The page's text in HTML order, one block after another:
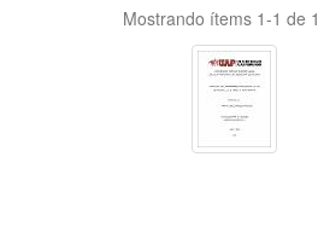
Mostrando ítems 1-1 de 1